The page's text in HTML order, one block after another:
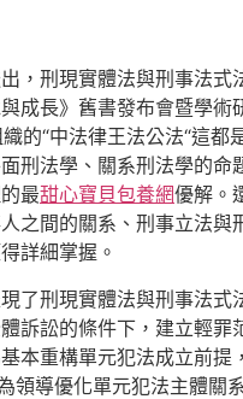
，刑現實體法與刑事法
成長》舊書發布會暨學
的“中法律王法公法“這
刑法學、關系刑法學的命
最甜心寶貝包養網優解。
之間的關系、刑事立法
詳細掌握。
了刑現實體法與刑事法
訴訟的條件下，建立輕
本重構單元犯法成立前
領導優化單元犯法主體